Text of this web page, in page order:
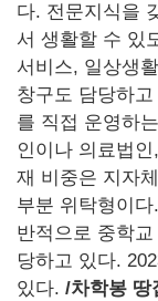
다. 전문지식을
서 생활할 수 있
서비스, 일상생
창구도 담당하
를 직접 운영하
인이나 의료법
재 비중은 지자
부분 위탁형이
반적으로 중학
당하고 있다.
있다. /차학봉